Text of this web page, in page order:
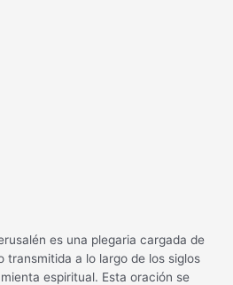
es una plegaria cargada de
transmitida a lo largo de los siglos
espiritual. Esta oración se